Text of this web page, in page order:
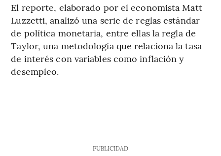
El reporte, elaborado por el economista Matt
Luzzetti, analizó una serie de reglas estándar
de política monetaria, entre ellas la regla de
Taylor, una metodología que relaciona la tasa
de interés con variables como inflación y
desempleo.
PUBLICIDAD